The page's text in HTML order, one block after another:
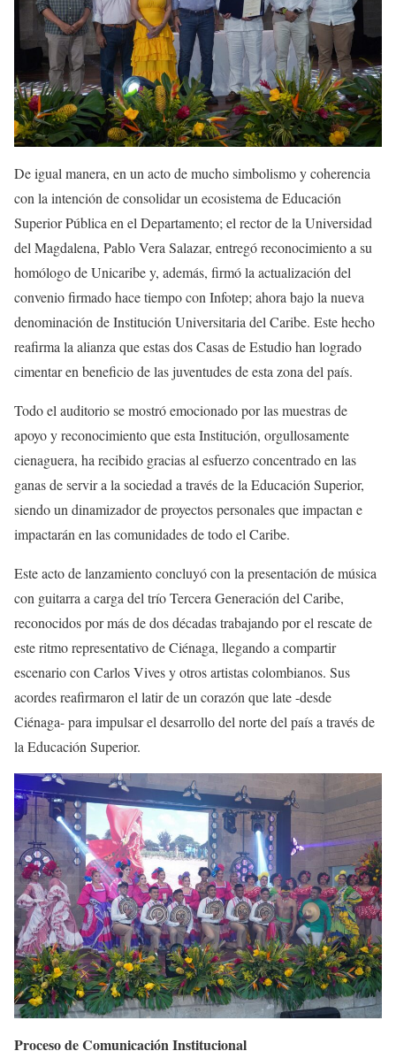
De igual manera, en un acto de mucho simbolismo y coherencia
con la intención de consolidar un ecosistema de Educación
Superior Pública en el Departamento; el rector de la Universidad
del Magdalena, Pablo Vera Salazar, entregó reconocimiento a su
homólogo de Unicaribe y, además, firmó la actualización del
convenio firmado hace tiempo con Infotep; ahora bajo la nueva
denominación de Institución Universitaria del Caribe. Este hecho
reafirma la alianza que estas dos Casas de Estudio han logrado
cimentar en beneficio de las juventudes de esta zona del país.
Todo el auditorio se mostró emocionado por las muestras de
apoyo y reconocimiento que esta Institución, orgullosamente
cienaguera, ha recibido gracias al esfuerzo concentrado en las
ganas de servir a la sociedad a través de la Educación Superior,
siendo un dinamizador de proyectos personales que impactan e
impactarán en las comunidades de todo el Caribe.
Este acto de lanzamiento concluyó con la presentación de música
con guitarra a carga del trío Tercera Generación del Caribe,
reconocidos por más de dos décadas trabajando por el rescate de
este ritmo representativo de Ciénaga, llegando a compartir
escenario con Carlos Vives y otros artistas colombianos. Sus
acordes reafirmaron el latir de un corazón que late -desde
Ciénaga- para impulsar el desarrollo del norte del país a través de
la Educación Superior.
Proceso de Comunicación Institucional